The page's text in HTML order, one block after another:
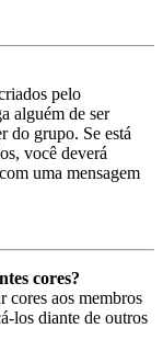
pelo
alguém de ser
do grupo. Se está
você deverá
uma mensagem
cores?
cores aos membros
los diante de outros